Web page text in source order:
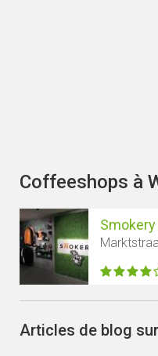
Coffeeshops à
Articles de blog